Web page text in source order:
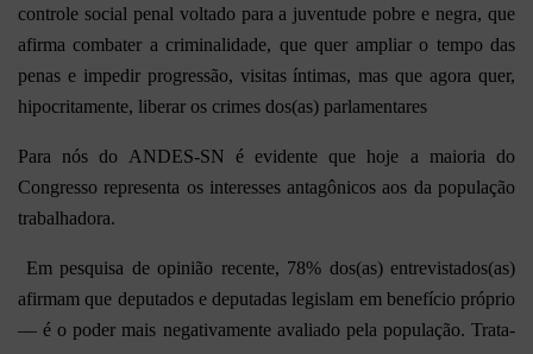
controle social penal voltado para a juventude pobre e negra, que
afirma combater a criminalidade, que quer ampliar o tempo das
penas e impedir progressão, visitas íntimas, mas que agora quer,
hipocritamente, liberar os crimes dos(as) parlamentares
Para nós do ANDES-SN é evidente que hoje a maioria do
Congresso representa os interesses antagônicos aos da população
trabalhadora.
Em pesquisa de opinião recente, 78% dos(as) entrevistados(as)
afirmam que deputados e deputadas legislam em benefício próprio
— é o poder mais negativamente avaliado pela população. Trata-